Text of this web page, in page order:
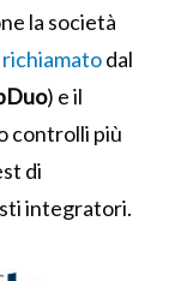
la società
dal
) e il
controlli più
di
integratori.